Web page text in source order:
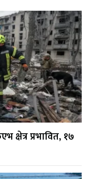
क्षेत्र प्रभावित, १७